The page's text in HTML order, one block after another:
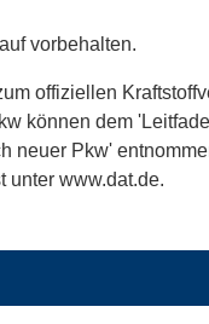
vorbehalten.
offiziellen
können dem
neuer Pkw'
unter www.dat.de.